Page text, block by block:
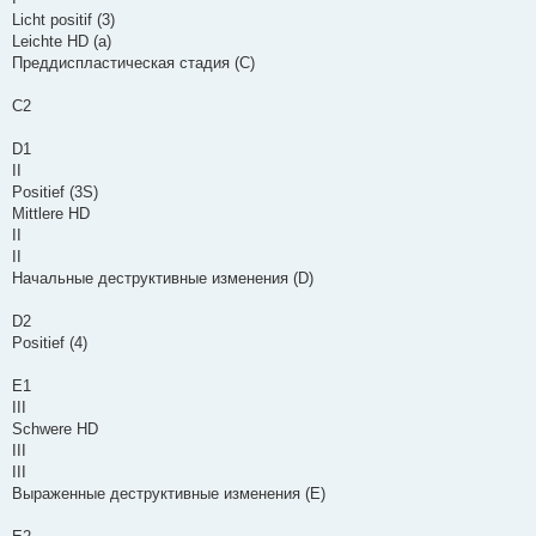
Licht positif (3)
Leichte HD (a)
Преддиспластическая стадия (С)
C2
D1
II
Positief (3Ѕ)
Mittlere HD
II
II
Начальные деструктивные изменения (D)
D2
Positief (4)
E1
III
Schwere HD
III
III
Выраженные деструктивные изменения (Е)